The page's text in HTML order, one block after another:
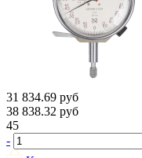
31 834.69 руб
38 838.32 руб
45
-